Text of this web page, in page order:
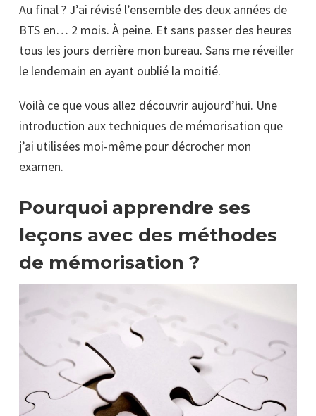
Au final ? J’ai révisé l’ensemble des deux années de
BTS en… 2 mois. À peine. Et sans passer des heures
tous les jours derrière mon bureau. Sans me réveiller
le lendemain en ayant oublié la moitié.
Voilà ce que vous allez découvrir aujourd’hui. Une
introduction aux techniques de mémorisation que
j’ai utilisées moi-même pour décrocher mon
examen.
Pourquoi apprendre ses
leçons avec des méthodes
de mémorisation ?